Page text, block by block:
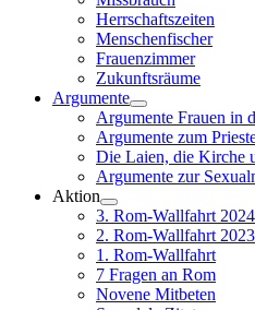
Herrschaftszeiten
Menschenfischer
Frauenzimmer
Zukunftsräume
Argumente
Argumente Frauen in
Argumente zum
Die Laien, die Kirche
Argumente zur
Aktion
3. Rom-Wallfahrt 2024
2. Rom-Wallfahrt 2023
1. Rom-Wallfahrt
7 Fragen an Rom
Novene Mitbeten